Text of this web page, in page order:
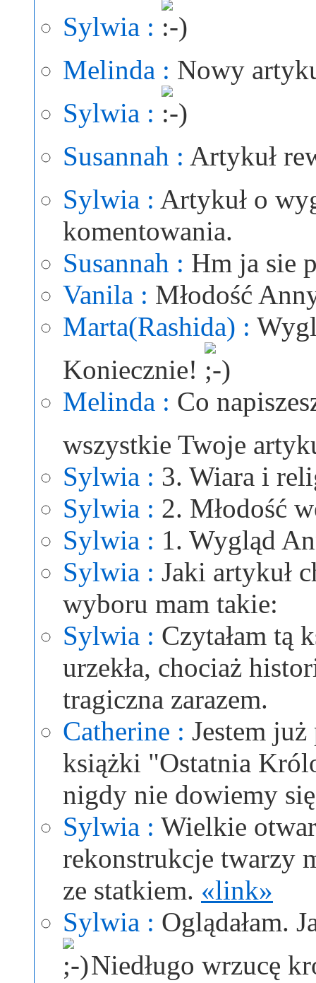
Sylwia :
Melinda : Nowy
Sylwia :
Susannah : Artykuł
Sylwia : Artykuł o
komentowania.
Susannah : Hm ja sie
Vanila : Młodość
Marta(Rashida) :
Koniecznie!
Melinda : Co
wszystkie Twoje
Sylwia : 3. Wiara i
Sylwia : 2. Młodość
Sylwia : 1. Wygląd
Sylwia : Jaki artykuł
wyboru mam takie:
Sylwia : Czytałam tą
urzekła, chociaż
tragiczna zarazem.
Catherine : Jestem
książki "Ostatnia
nigdy nie dowiemy
Sylwia : Wielkie
rekonstrukcje twarzy
ze statkiem. «link»
Sylwia : Oglądałam.
Niedługo wrzucę